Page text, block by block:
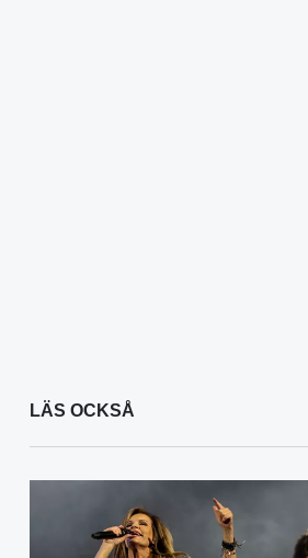
LÄS OCKSÅ